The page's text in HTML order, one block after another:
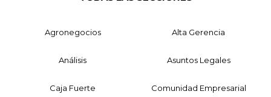
Agronegocios Alta Gerencia
Análisis Asuntos Legales
Caja Fuerte Comunidad Empresarial